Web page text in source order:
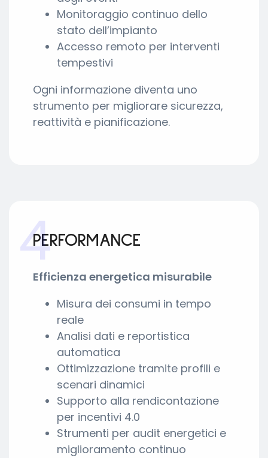
Monitoraggio continuo dello
stato dell’impianto
Accesso remoto per interventi
tempestivi
Ogni informazione diventa uno
strumento per migliorare sicurezza,
reattività e pianificazione.
4
PERFORMANCE
Efficienza energetica misurabile
Misura dei consumi in tempo
reale
Analisi dati e reportistica
automatica
Ottimizzazione tramite profili e
scenari dinamici
Supporto alla rendicontazione
per incentivi 4.0
Strumenti per audit energetici e
miglioramento continuo